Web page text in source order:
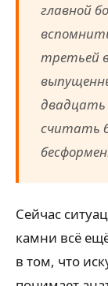
главной
третьей
двадцать
считать
Сейчас
камни всё
в том, что